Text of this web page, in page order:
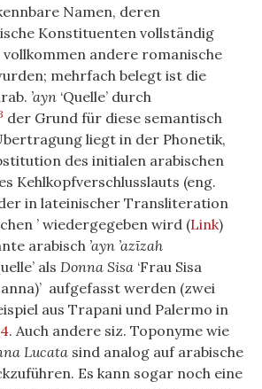
Namen, deren
Konstituenten vollständig
andere romanische
mehrfach belegt ist die
’ayn ‘Quelle’ durch
der Grund für diese semantisch
liegt in der Phonetik,
des initialen arabischen
Kehlkopfverschlusslauts (eng.
in lateinischer Transliteration
’ wiedergegeben wird (Link)
arabisch ’ayn ’azīzah
als Donna Sisa ‘Frau Sisa
aufgefasst werden (zwei
aus Trapani und Palermo in
. Auch andere siz. Toponyme wie
Lucata sind analog auf arabische
Es kann sogar noch eine